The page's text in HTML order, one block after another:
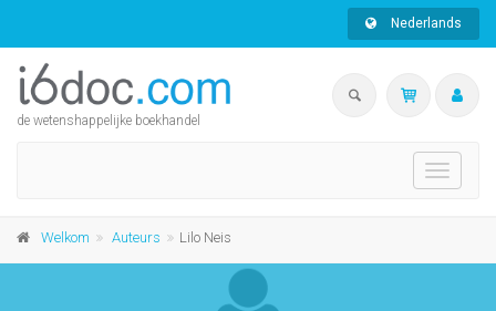
Nederlands
de wetenshappelijke boekhandel
Toggle
Welkom Auteurs Lilo Neis